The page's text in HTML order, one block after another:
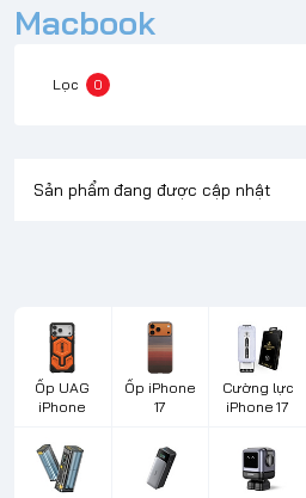
Macbook
Lọc 0
Sản phẩm đang được cập nhật
Ốp UAG
iPhone
Ốp iPhone
17
Cường lực
iPhone 17